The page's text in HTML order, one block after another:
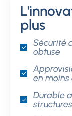
plus
Sécurité
obtuse
en moins
Durable